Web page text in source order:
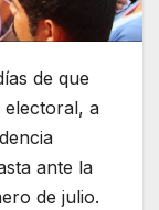
de que
electoral, a
ante la
de julio.